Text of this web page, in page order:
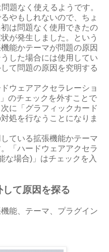
題なく使えるようです。
やもしれないので、ちょ
は問題なく使用できたの
が発生しました。という
能かテーマが問題の原因
した場合には使用してい
て問題の原因を究明する
ウェアアクセラレーショ
のチェックを外すことで
に「グラフィックカード
処を行なうことになりま
ている拡張機能かテーマ
「ハードウェアアクセラ
な場合)」はチェックを入
て原因を探る
能、テーマ、プラグイン